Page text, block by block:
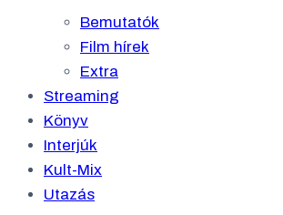
Bemutatók
Film hírek
Extra
Streaming
Könyv
Interjúk
Kult-Mix
Utazás